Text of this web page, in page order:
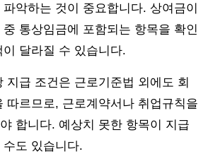
악하는 것이 중요합니다. 상여금이
통상임금에 포함되는 항목을 확인
달라질 수 있습니다.
지급 조건은 근로기준법 외에도 회
따르므로, 근로계약서나 취업규칙을
합니다. 예상치 못한 항목이 지급
도 있습니다.